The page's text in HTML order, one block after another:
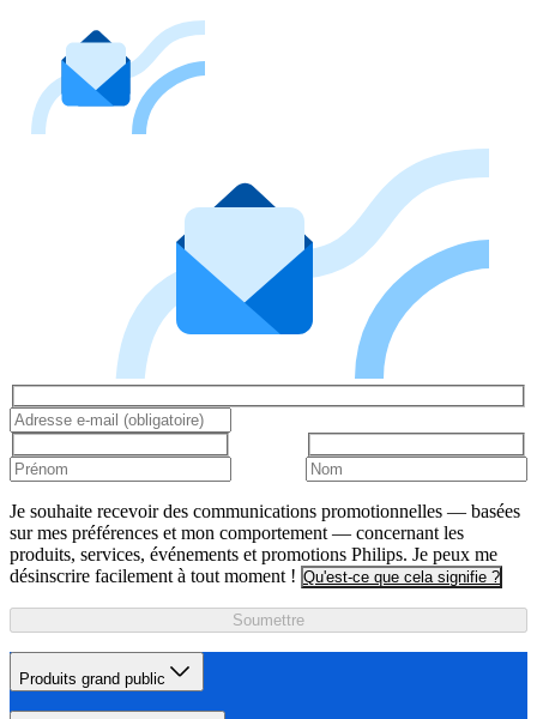
Je souhaite recevoir des communications promotionnelles — basées
sur mes préférences et mon comportement — concernant les
produits, services, événements et promotions Philips. Je peux me
désinscrire facilement à tout moment ! Qu'est-ce que cela signifie ?
Soumettre
Produits grand public